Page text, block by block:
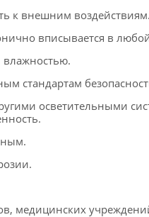
к внешним воздействиям.
вписывается в
стандартам
осветительными
медицинских